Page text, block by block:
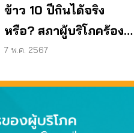
ข้าว 10 ปีกินได้จริง
หรือ? สภาผู้บริโภคร้อง
ต้องตรวจทุกกระสอบ
7 พ.ค. 2567